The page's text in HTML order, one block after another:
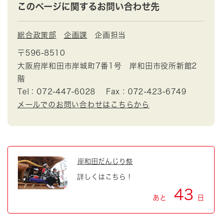
このページに関するお問い合わせ先
総合政策部 企画課 企画担当
〒596-8510
大阪府岸和田市岸城町7番1号 岸和田市役所新館2
階
Tel：072-447-6028
Fax：072-423-6749
メールでのお問い合わせはこちらから
岸和田だんじり祭
詳しくはこちら！
あと 43 日